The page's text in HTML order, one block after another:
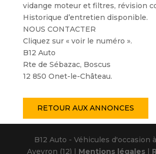
RETOUR AUX ANNONCES
vidange moteur et filtres, révision
Historique d’entretien disponible.
NOUS CONTACTER
Cliquez sur « voir le numéro ».
B12 Auto
Rte de Sébazac, Boscus
12 850 Onet-le-Château.
B12 Auto - Véhicules d'occasion
Aveyron (12) | Mentions légales|